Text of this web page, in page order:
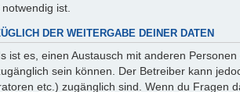
ist.
DER WEITERGABE DEINER DATEN
ist es, einen Austausch mit anderen
sein können. Der Betreiber kann
etc.) zugänglich sind. Wenn du